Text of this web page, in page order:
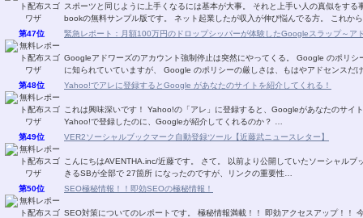
スポーツと同じように上手くなるには基本が大事。 それと上手い人の真似をする事。 ゼロから年収３０００万を稼ぎ出す宮川明
bookの無料サンプル版です。 ネット起業したが収入が伸び悩んでる方
第47位
緊急レポート：月額100万円のドロップシッパーが体験したGoogleスラップ～ア
Googleアドワーズのアカウント強制停止は突然にやってくる。 Google のポリシーが非常に厳しいことは、 アドセンスなどで多くの方
に知られていていますが、 Google のポリシーの厳しさは、もはやアドセン
第48位
Yahoo!でアレに登録するとGoogle があなたのサイトを紹介してくれる！
これは興味深いです！ Yahoo!の「アレ」に登録すると、Googleがあなたのサイトを紹介してくれます！ Yahoo!の「アレ」とは？ 何故
第49位
VER2ソーシャルブックマーク自動登録ツール【近藤武ニュースレター】
こんにちはAVENTHA.inc/近藤です。 さて。 以前より公開していたソーシャルブックマークソフトがバージョンアップしました。 登録で
きるSBが全部で 27箇所 になったのですが、リンクの重要性…
第50位
SEO極秘情報！！即効SEOの極秘情報！
SEO対策についてのレポートです。 極秘情報満載！！ 即効アクセスアップ！！ 今すぐSEO対策！！ グーグルページランクもどんどん